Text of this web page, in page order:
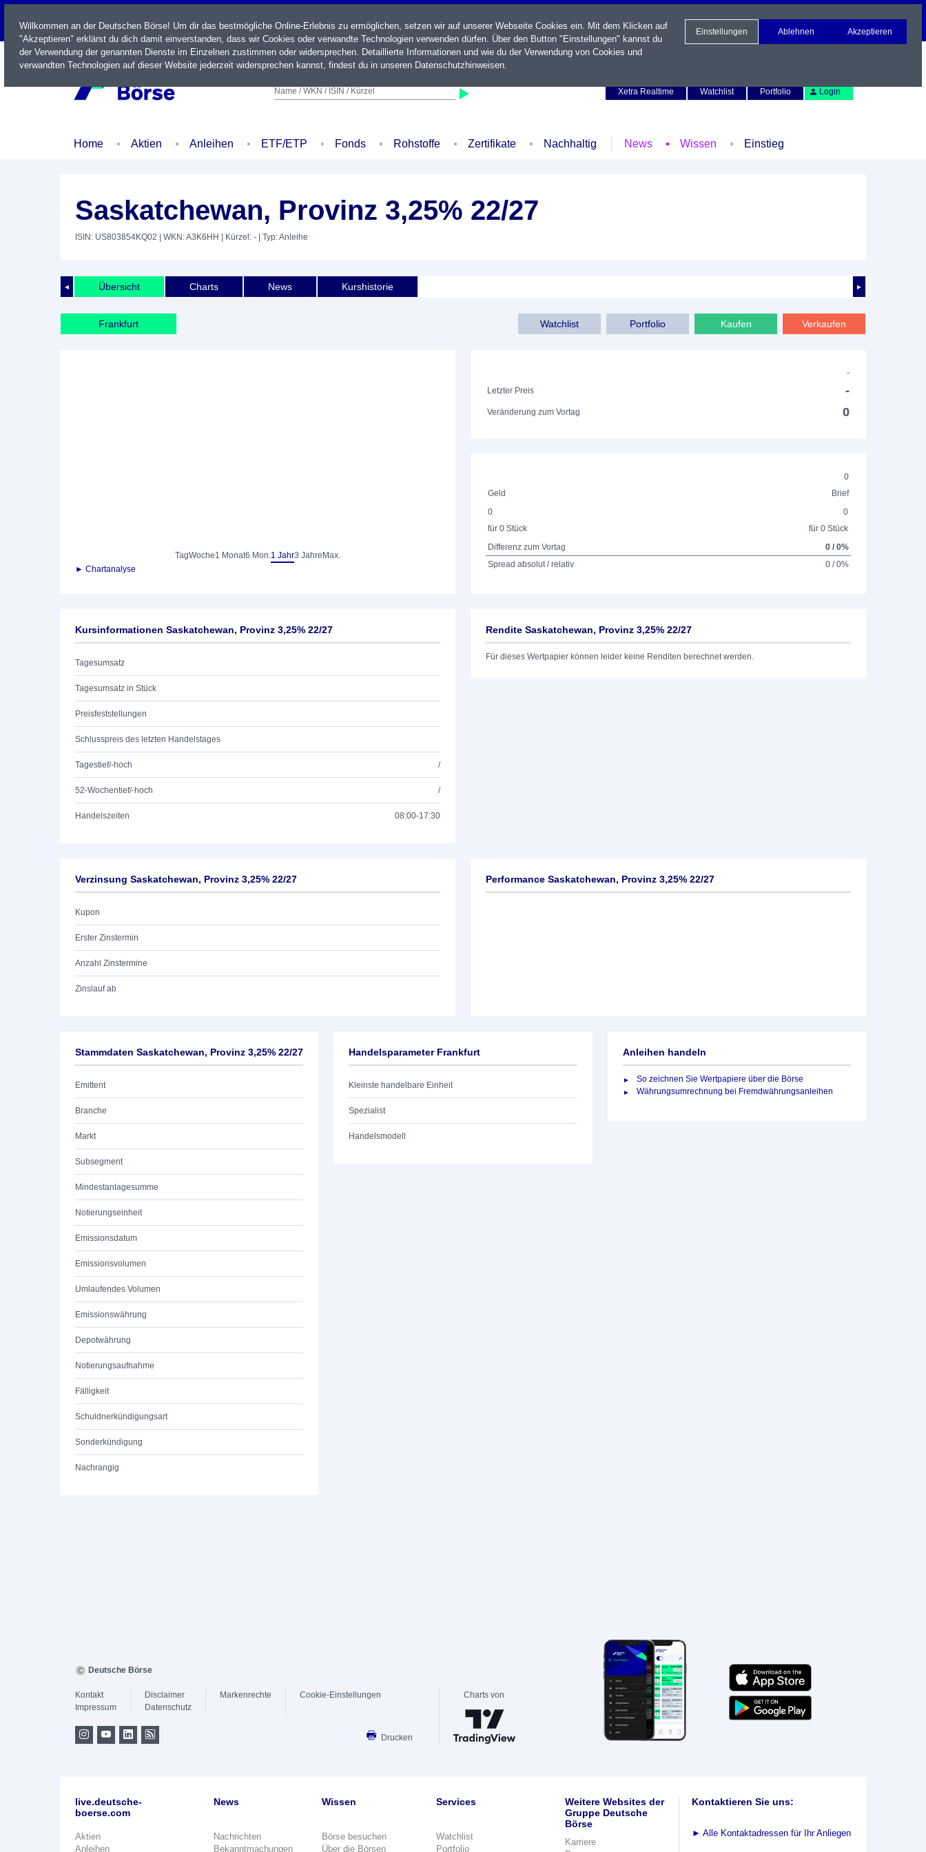
LIVE
Name / WKN / ISIN / Kürzel
Xetra Realtime
Watchlist Portfolio Login
Home Aktien Anleihen ETF/ETP Fonds Rohstoffe Zertifikate Nachhaltig News Wissen Einstieg
Saskatchewan, Provinz 3,25% 22/27
ISIN: US803854KQ02 | WKN: A3K6HH | Kürzel: - | Typ: Anleihe
◄ ►
Übersicht Charts News Kurshistorie
Frankfurt Verkaufen
Kaufen
Portfolio
Watchlist
TagWoche1 Monat6 Mon.1 Jahr3 Jahre Max.
► Chartanalyse
-
Letzter Preis
-
Veränderung zum Vortag 0
0
Geld
Brief
0
für 0 Stück
0
für 0 Stück
Differenz zum Vortag
0 / 0%
Spread absolut / relativ
0 / 0%
Kursinformationen Saskatchewan, Provinz 3,25% 22/27
Tagesumsatz
Tagesumsatz in Stück
Preisfeststellungen
Schlusspreis des letzten Handelstages
Tagestief/-hoch /
52-Wochentief/-hoch /
Handelszeiten 08:00-17:30
Rendite Saskatchewan, Provinz 3,25% 22/27
Für dieses Wertpapier können leider keine Renditen berechnet werden.
Verzinsung Saskatchewan, Provinz 3,25% 22/27
Kupon
Erster Zinstermin
Anzahl Zinstermine
Zinslauf ab
Performance Saskatchewan, Provinz 3,25% 22/27
Stammdaten Saskatchewan, Provinz 3,25% 22/27
Emittent
Branche
Markt
Subsegment
Mindestanlagesumme
Notierungseinheit
Emissionsdatum
Emissionsvolumen
Umlaufendes Volumen
Emissionswährung
Depotwährung
Notierungsaufnahme
Fälligkeit
Schuldnerkündigungsart
Sonderkündigung
Nachrangig
Handelsparameter Frankfurt
Kleinste handelbare Einheit
Spezialist
Handelsmodell
Anleihen handeln
So zeichnen Sie Wertpapiere über die Börse
Währungsumrechnung bei Fremdwährungsanleihen
Willkommen an der Deutschen Börse! Um dir das bestmögliche Online-Erlebnis zu ermöglichen, setzen wir auf unserer Webseite Cookies ein. Mit dem Klicken auf
"Akzeptieren" erklärst du dich damit einverstanden, dass wir Cookies oder verwandte Technologien verwenden dürfen. Über den Button "Einstellungen" kannst du
der Verwendung der genannten Dienste im Einzelnen zustimmen oder widersprechen. Detaillierte Informationen und wie du der Verwendung von Cookies und
verwandten Technologien auf dieser Website jederzeit widersprechen kannst, findest du in unseren Datenschutzhinweisen.
Einstellungen Ablehnen Akzeptieren
Deutsche Börse
Kontakt
Impressum
Disclaimer
Datenschutz
Markenrechte Cookie-Einstellungen
Drucken
Charts von
live.deutsche-
boerse.com
Aktien
Anleihen
News
Nachrichten
Bekanntmachungen
Wissen
Börse besuchen
Über die Börsen
Services
Watchlist
Portfolio
Weitere Websites der
Gruppe Deutsche
Börse
Karriere
Kontaktieren Sie uns:
► Alle Kontaktadressen für Ihr Anliegen